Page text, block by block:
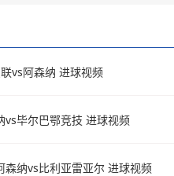
vs阿森纳 进球视频
毕尔巴鄂竞技 进球视频
纳vs比利亚雷亚尔 进球视频